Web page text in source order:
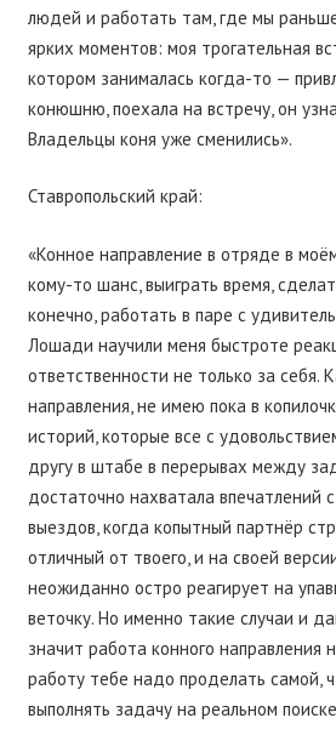
людей и работать там, где мы
ярких моментов: моя трогательная
котором занималась когда-то —
конюшню, поехала на встречу, он
Владельцы коня уже сменились».
Ставропольский край:
«Конное направление в отряде в
кому-то шанс, выиграть время,
конечно, работать в паре с
Лошади научили меня быстроте
ответственности не только за себя.
направления, не имею пока в
историй, которые все с
другу в штабе в перерывах между
достаточно нахватала впечатлений
выездов, когда копытный партнёр
отличный от твоего, и на своей
неожиданно остро реагирует на
веточку. Но именно такие случаи и
значит работа конного направления
работу тебе надо проделать самой,
выполнять задачу на реальном